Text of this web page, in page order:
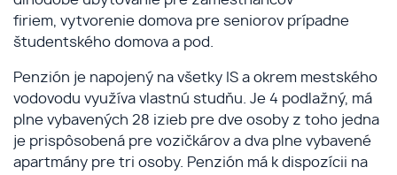
firiem, vytvorenie domova pre seniorov prípadne
študentského domova a pod.
Penzión je napojený na všetky IS a okrem mestského
vodovodu využíva vlastnú studňu. Je 4 podlažný, má
plne vybavených 28 izieb pre dve osoby z toho jedna
je prispôsobená pre vozičkárov a dva plne vybavené
apartmány pre tri osoby. Penzión má k dispozícii na